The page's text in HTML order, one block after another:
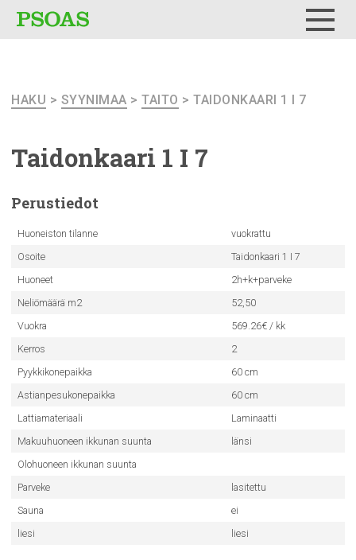
HAKU > SYYNIMAA > TAITO > TAIDONKAARI 1 I 7
Taidonkaari 1 I 7
Perustiedot
Huoneiston tilanne
vuokrattu
Osoite
Taidonkaari 1 I 7
Huoneet
2h+k+parveke
Neliömäärä m2
52,50
Vuokra
569.26€ / kk
Kerros
2
Pyykkikonepaikka
60 cm
Astianpesukonepaikka
60 cm
Lattiamateriaali
Laminaatti
Makuuhuoneen ikkunan suunta
länsi
Olohuoneen ikkunan suunta
Parveke
lasitettu
Sauna
ei
liesi
liesi